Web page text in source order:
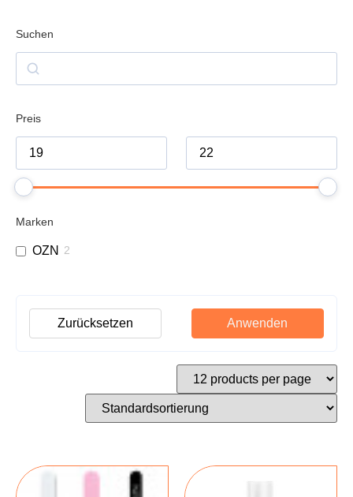
Suchen
Preis
Marken
OZN 2
Anwenden
Zurücksetzen